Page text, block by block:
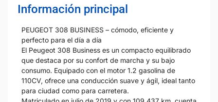
Información principal
PEUGEOT 308 BUSINESS – cómodo, eficiente y
perfecto para el día a día
El Peugeot 308 Business es un compacto equilibrado
que destaca por su confort de marcha y su bajo
consumo. Equipado con el motor 1.2 gasolina de
110CV, ofrece una conducción suave y ágil, ideal tanto
para ciudad como para carretera.